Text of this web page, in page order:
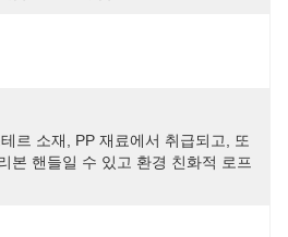
르 소재, PP 재료에서 취급되고, 또
본 핸들일 수 있고 환경 친화적 로프